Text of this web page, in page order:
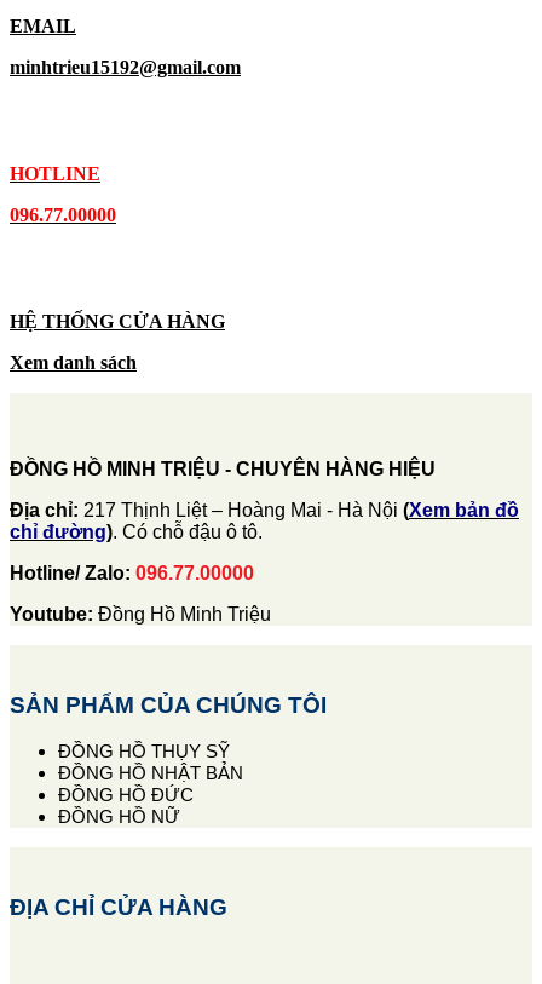
EMAIL
minhtrieu15192@gmail.com
HOTLINE
096.77.00000
HỆ THỐNG CỬA HÀNG
Xem danh sách
ĐỒNG HỒ MINH TRIỆU - CHUYÊN HÀNG HIỆU
Địa chỉ: 217 Thịnh Liệt – Hoàng Mai - Hà Nội (Xem bản đồ
chỉ đường). Có chỗ đậu ô tô.
Hotline/ Zalo: 096.77.00000
Youtube: Đồng Hồ Minh Triệu
SẢN PHẨM CỦA CHÚNG TÔI
ĐỒNG HỒ THỤY SỸ
ĐỒNG HỒ NHẬT BẢN
ĐỒNG HỒ ĐỨC
ĐỒNG HỒ NỮ
ĐỊA CHỈ CỬA HÀNG